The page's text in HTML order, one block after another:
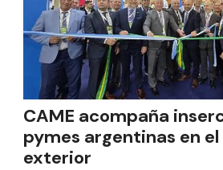
CAME acompaña
pymes argentinas en
exterior